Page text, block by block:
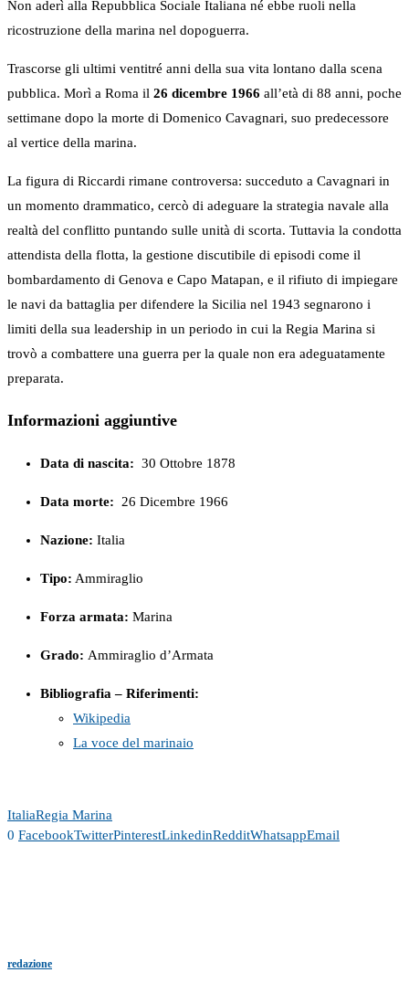
Non aderì alla Repubblica Sociale Italiana né ebbe ruoli nella
ricostruzione della marina nel dopoguerra.
Trascorse gli ultimi ventitré anni della sua vita lontano dalla scena
pubblica. Morì a Roma il 26 dicembre 1966 all’età di 88 anni, poche
settimane dopo la morte di Domenico Cavagnari, suo predecessore
al vertice della marina.
La figura di Riccardi rimane controversa: succeduto a Cavagnari in
un momento drammatico, cercò di adeguare la strategia navale alla
realtà del conflitto puntando sulle unità di scorta. Tuttavia la condotta
attendista della flotta, la gestione discutibile di episodi come il
bombardamento di Genova e Capo Matapan, e il rifiuto di impiegare
le navi da battaglia per difendere la Sicilia nel 1943 segnarono i
limiti della sua leadership in un periodo in cui la Regia Marina si
trovò a combattere una guerra per la quale non era adeguatamente
preparata.
Informazioni aggiuntive
Data di nascita: 30 Ottobre 1878
Data morte: 26 Dicembre 1966
Nazione: Italia
Tipo: Ammiraglio
Forza armata: Marina
Grado: Ammiraglio d’Armata
Bibliografia – Riferimenti:
Wikipedia
La voce del marinaio
ItaliaRegia Marina
0 FacebookTwitterPinterestLinkedinRedditWhatsappEmail
redazione